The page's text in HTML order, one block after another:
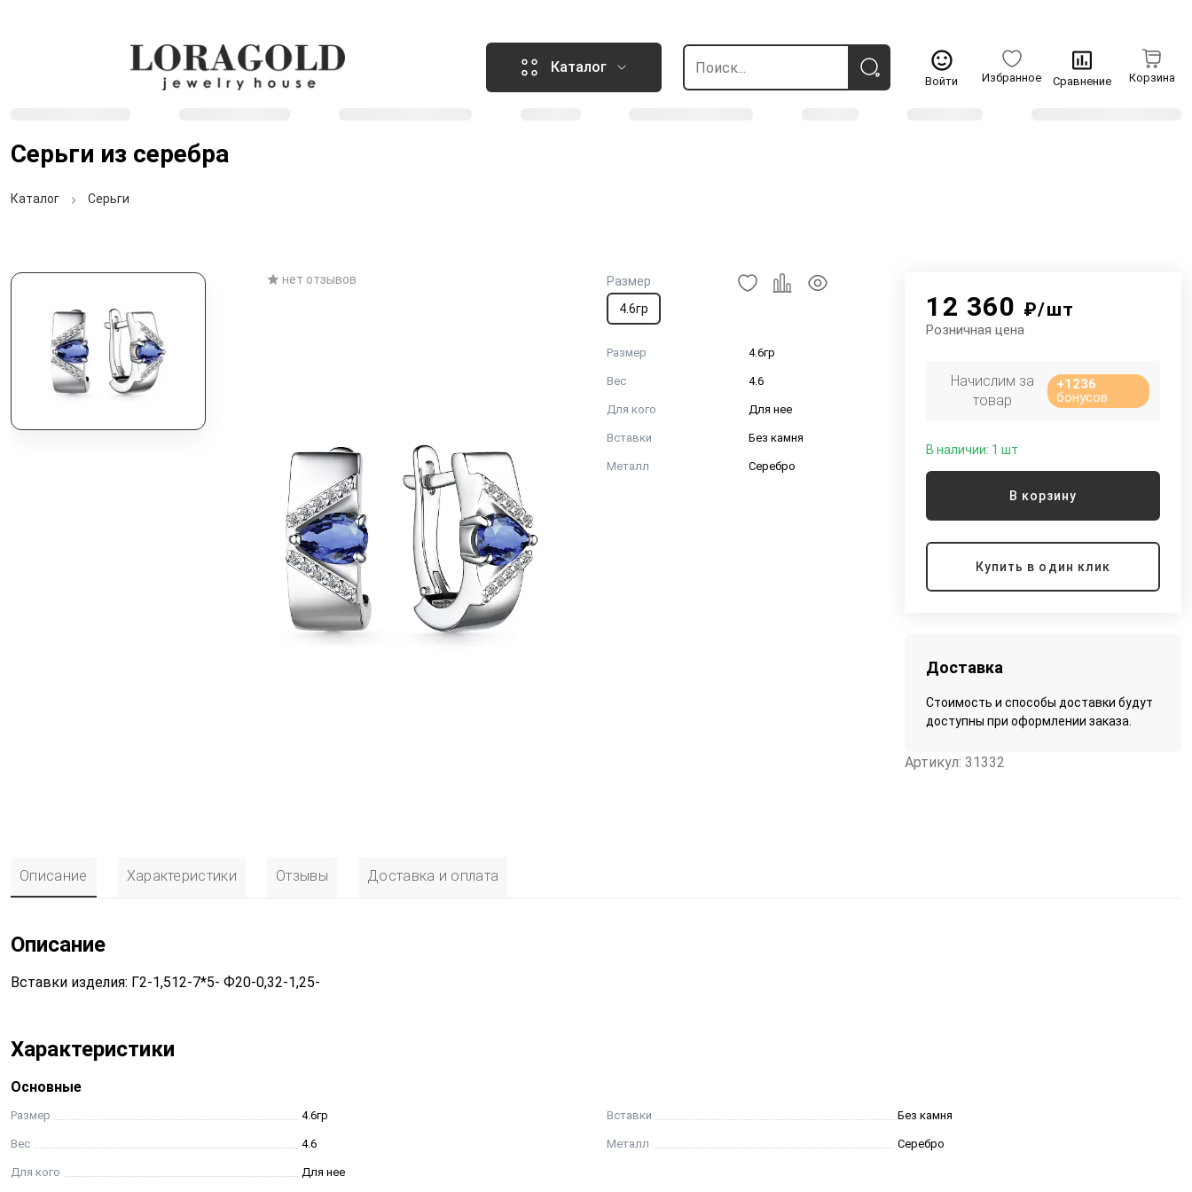
Каталог
Войти Избранное Сравнение Корзина
Серьги из серебра
Каталог Серьги
нет отзывов
Размер
4.6гр
Размер 4.6гр
Вес 4.6
Для кого Для нее
Вставки Без камня
Металл Серебро
12 360 ₽/шт
Розничная цена
Начислим за
товар
+1236
бонусов
В наличии: 1 шт
В корзину
Купить в один клик
Доставка
Стоимость и способы доставки будут
доступны при оформлении заказа.
Артикул: 31332
Описание Характеристики Отзывы Доставка и оплата
Описание
Вставки изделия: Г2-1,512-7*5- Ф20-0,32-1,25-
Характеристики
Основные
Размер 4.6гр
Вес 4.6
Для кого Для нее
Вставки Без камня
Металл Серебро